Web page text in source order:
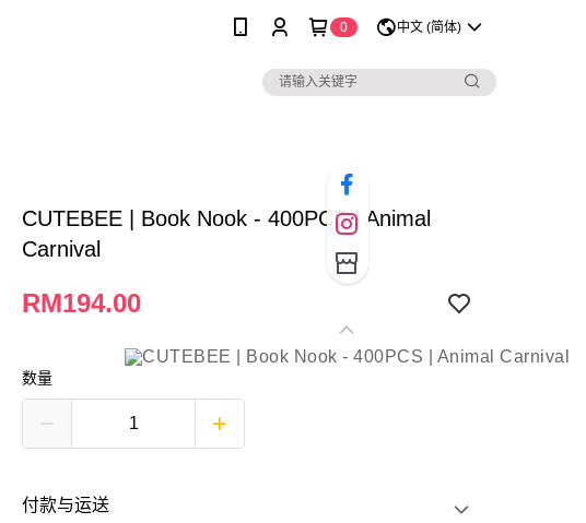
0 中文 (简体)
CUTEBEE | Book Nook - 400PCS | Animal
Carnival
RM194.00
数量
付款与运送